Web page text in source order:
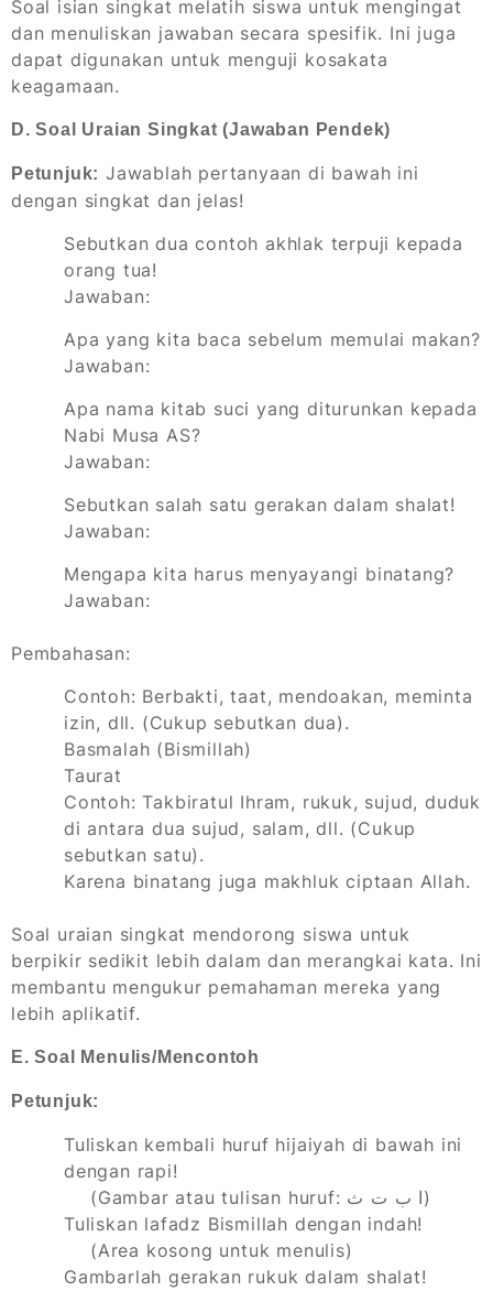
Soal isian singkat melatih siswa untuk mengingat
dan menuliskan jawaban secara spesifik. Ini juga
dapat digunakan untuk menguji kosakata
keagamaan.
D. Soal Uraian Singkat (Jawaban Pendek)
Petunjuk: Jawablah pertanyaan di bawah ini
dengan singkat dan jelas!
Sebutkan dua contoh akhlak terpuji kepada
orang tua!
Jawaban:
Apa yang kita baca sebelum memulai makan?
Jawaban:
Apa nama kitab suci yang diturunkan kepada
Nabi Musa AS?
Jawaban:
Sebutkan salah satu gerakan dalam shalat!
Jawaban:
Mengapa kita harus menyayangi binatang?
Jawaban:
Pembahasan:
Contoh: Berbakti, taat, mendoakan, meminta
izin, dll. (Cukup sebutkan dua).
Basmalah (Bismillah)
Taurat
Contoh: Takbiratul Ihram, rukuk, sujud, duduk
di antara dua sujud, salam, dll. (Cukup
sebutkan satu).
Karena binatang juga makhluk ciptaan Allah.
Soal uraian singkat mendorong siswa untuk
berpikir sedikit lebih dalam dan merangkai kata. Ini
membantu mengukur pemahaman mereka yang
lebih aplikatif.
E. Soal Menulis/Mencontoh
Petunjuk:
Tuliskan kembali huruf hijaiyah di bawah ini
dengan rapi!
(Gambar atau tulisan huruf: ا ب ت ث)
Tuliskan lafadz Bismillah dengan indah!
(Area kosong untuk menulis)
Gambarlah gerakan rukuk dalam shalat!